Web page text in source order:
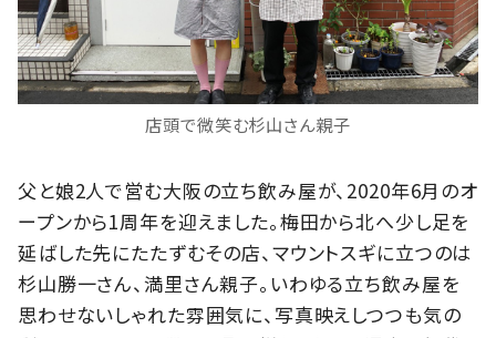
店頭で微笑む杉山さん親子
父と娘2人で営む大阪の立ち飲み屋が、2020年6月のオ
ープンから1周年を迎えました。梅田から北へ少し足を
延ばした先にたたずむその店、マウントスギに立つのは
杉山勝一さん、満里さん親子。いわゆる立ち飲み屋を
思わせないしゃれた雰囲気に、写真映えしつつも気の